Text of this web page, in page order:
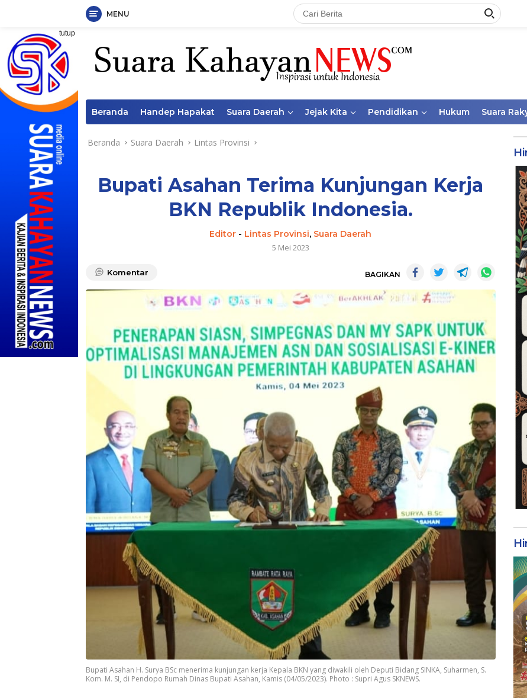
Langsung
konten
MENU
tutup
Beranda Handep Hapakat Suara Daerah Jejak Kita Pendidikan Hukum Suara
Beranda Suara Daerah Lintas Provinsi
Bupati Asahan Terima Kunjungan Kerja
BKN Republik Indonesia.
Editor - Lintas Provinsi, Suara Daerah
5 Mei 2023
Komentar BAGIKAN
Bupati Asahan H. Surya BSc menerima kunjungan kerja Kepala BKN yang diwakili oleh Deputi Bidang SINKA, Suharmen, S.
Kom. M. SI, di Pendopo Rumah Dinas Bupati Asahan, Kamis (04/05/2023). Photo : Supri Agus SKNEWS.